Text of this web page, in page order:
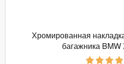
Хромированная
багажника